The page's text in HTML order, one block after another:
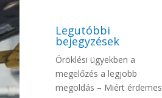
Legutóbbi
bejegyzések
Öröklési ügyekben a
megelőzés a legjobb
megoldás – Miért érdemes